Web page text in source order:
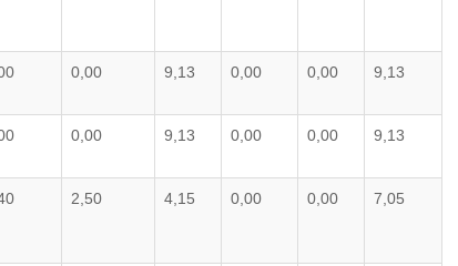
0,00 9,13 0,00 0,00 9,13
0,00 9,13 0,00 0,00 9,13
2,50 4,15 0,00 0,00 7,05